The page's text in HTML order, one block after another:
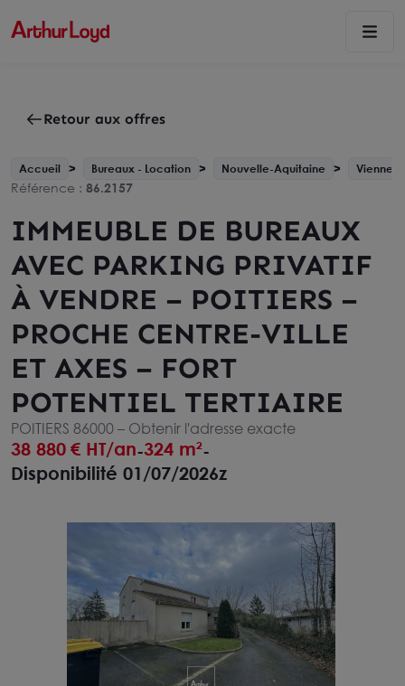
Retour aux offres
Accueil Bureaux - Location Nouvelle-Aquitaine Vienne -
Référence : 86.2157
IMMEUBLE DE BUREAUX
AVEC PARKING PRIVATIF
À VENDRE – POITIERS –
PROCHE CENTRE-VILLE
ET AXES – FORT
POTENTIEL TERTIAIRE
POITIERS 86000 – Obtenir l'adresse exacte
38 880 € HT/an-324 m²-
Disponibilité 01/07/2026z